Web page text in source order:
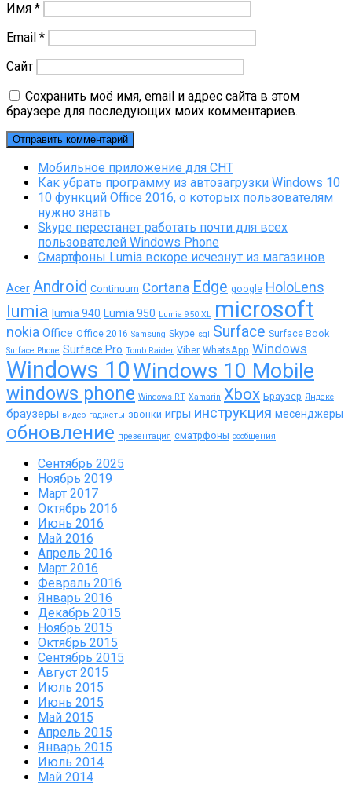
Имя *
Email *
Сайт
Сохранить моё имя, email и адрес сайта в этом
браузере для последующих моих комментариев.
Мобильное приложение для СНТ
Как убрать программу из автозагрузки Windows 10
10 функций Office 2016, о которых пользователям
нужно знать
Skype перестанет работать почти для всех
пользователей Windows Phone
Смартфоны Lumia вскоре исчезнут из магазинов
Acer Android Continuum Cortana Edge google HoloLens
lumia lumia 940 Lumia 950 Lumia 950 XL microsoft
nokia Office Office 2016 Samsung Skype sql Surface Surface Book
Surface Phone Surface Pro Tomb Raider Viber WhatsApp Windows
Windows 10Windows 10 Mobile
windows phone Windows RT Xamarin Xbox Браузер Яндекс
браузеры видео гаджеты звонки игры инструкция месенджеры
обновление презентация сматрфоны сообщения
Сентябрь 2025
Ноябрь 2019
Март 2017
Октябрь 2016
Июнь 2016
Май 2016
Апрель 2016
Март 2016
Февраль 2016
Январь 2016
Декабрь 2015
Ноябрь 2015
Октябрь 2015
Сентябрь 2015
Август 2015
Июль 2015
Июнь 2015
Май 2015
Апрель 2015
Январь 2015
Июль 2014
Май 2014